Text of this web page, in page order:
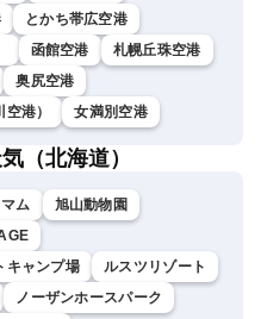
とかち帯広空港
函館空港
札幌丘珠空港
奥尻空港
港）
女満別空港
（北海道）
ム
旭山動物園
キャンプ場
ルスツリゾート
ノーザンホースパーク